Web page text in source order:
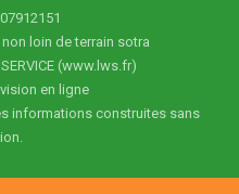
non loin de terrain sotra
(www.lws.fr)
en ligne
informations construites sans